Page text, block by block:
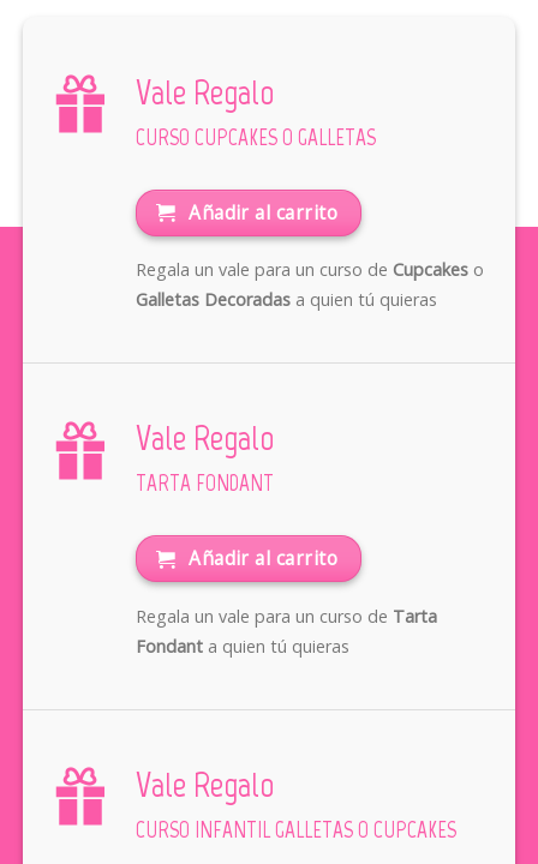
Vale Regalo
CURSO CUPCAKES O GALLETAS
Añadir al carrito
Regala un vale para un curso de Cupcakeso
Galletas Decoradasa quien tú quieras
Vale Regalo
TARTA FONDANT
Añadir al carrito
Regala un vale para un curso de Tarta
Fondanta quien tú quieras
Vale Regalo
CURSO INFANTIL GALLETAS O CUPCAKES